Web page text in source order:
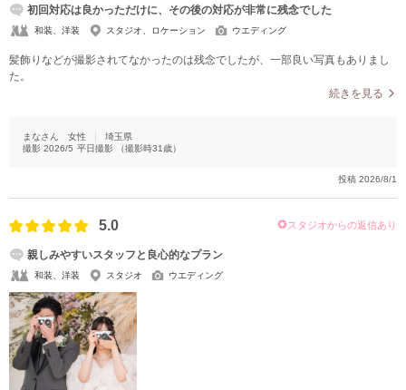
チャペルでの撮影
初回対応は良かっただけに、その後の対応が非常に残念でした
和装、洋装 スタジオ、ロケーション ウエディング
髪飾りなどが撮影されてなかったのは残念でしたが、一部良い写真もありまし
た。
続きを見る
まなさん 女性
埼玉県
撮影 2026/5 平日撮影 （撮影時31 歳）
投稿 2026/8/1
5.0 スタジオからの返信あり
親しみやすいスタッフと良心的なプラン
和装、洋装 スタジオ ウエディング